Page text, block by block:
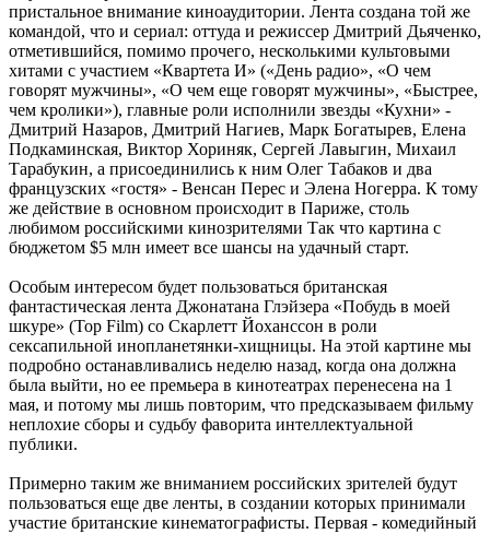
пристальное внимание киноаудитории. Лента создана той же
командой, что и сериал: оттуда и режиссер Дмитрий Дьяченко,
отметившийся, помимо прочего, несколькими культовыми
хитами с участием «Квартета И» («День радио», «О чем
говорят мужчины», «О чем еще говорят мужчины», «Быстрее,
чем кролики»), главные роли исполнили звезды «Кухни» -
Дмитрий Назаров, Дмитрий Нагиев, Марк Богатырев, Елена
Подкаминская, Виктор Хориняк, Сергей Лавыгин, Михаил
Тарабукин, а присоединились к ним Олег Табаков и два
французских «гостя» - Венсан Перес и Элена Ногерра. К тому
же действие в основном происходит в Париже, столь
любимом российскими кинозрителями Так что картина с
бюджетом $5 млн имеет все шансы на удачный старт.
Особым интересом будет пользоваться британская
фантастическая лента Джонатана Глэйзера «Побудь в моей
шкуре» (Top Film) со Скарлетт Йоханссон в роли
сексапильной инопланетянки-хищницы. На этой картине мы
подробно останавливались неделю назад, когда она должна
была выйти, но ее премьера в кинотеатрах перенесена на 1
мая, и потому мы лишь повторим, что предсказываем фильму
неплохие сборы и судьбу фаворита интеллектуальной
публики.
Примерно таким же вниманием российских зрителей будут
пользоваться еще две ленты, в создании которых принимали
участие британские кинематографисты. Первая - комедийный